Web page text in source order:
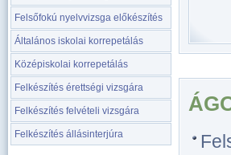
Felsőfokú nyelvvizsga előkészítés
Általános iskolai korrepetálás
Középiskolai korrepetálás
Felkészítés érettségi vizsgára
Felkészítés felvételi vizsgára
Felkészítés állásinterjúra